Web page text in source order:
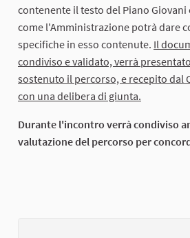
contenente il testo del Piano Giovani
come l'Amministrazione potrà dare
specifiche in esso contenute. Il
condiviso e validato, verrà
sostenuto il percorso, e recepito dal
con una delibera di giunta.
Durante l'incontro verrà condiviso
valutazione del percorso per